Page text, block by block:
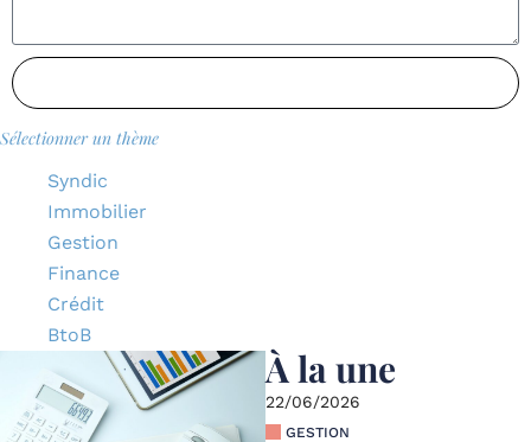
Sélectionner un thème
Syndic
Immobilier
Gestion
Finance
Crédit
BtoB
À la une
22/06/2026
GESTION